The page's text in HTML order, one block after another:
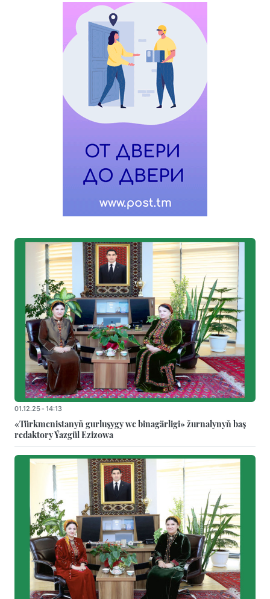
01.12.25 - 14:13
«Türkmenistanyň gurluşygy we binagärligi» žurnalynyň baş
redaktory Ýazgül Ezizowa